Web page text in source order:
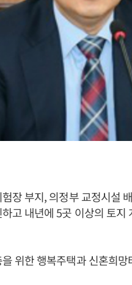
장 부지, 의정부 교정시설
고 내년에 5곳 이상의 토
위한 행복주택과 신혼희